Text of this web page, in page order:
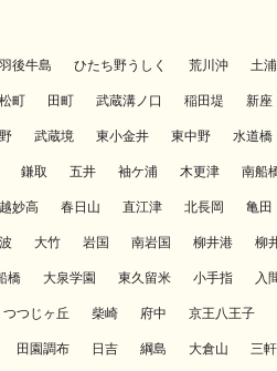
羽後牛島 ひたち野うしく 荒川沖 土浦
町 田町 武蔵溝ノ口 稲田堤 新座
武蔵境 東小金井 東中野 水道橋
鎌取 五井 袖ケ浦 木更津 南船
妙高 春日山 直江津 北長岡 亀田
大竹 岩国 南岩国 柳井港 柳
橋 大泉学園 東久留米 小手指 入
つつじヶ丘 柴崎 府中 京王八王子
田園調布 日吉 綱島 大倉山 三